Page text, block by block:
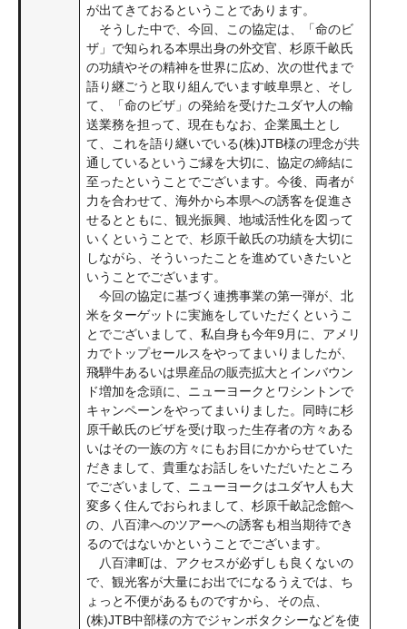
が出てきておるということであります。
そうした中で、今回、この協定は、「命のビ
ザ」で知られる本県出身の外交官、杉原千畝氏
の功績やその精神を世界に広め、次の世代まで
語り継ごうと取り組んでいます岐阜県と、そし
て、「命のビザ」の発給を受けたユダヤ人の輸
送業務を担って、現在もなお、企業風土とし
て、これを語り継いでいる(株)JTB様の理念が共
通しているというご縁を大切に、協定の締結に
至ったということでございます。今後、両者が
力を合わせて、海外から本県への誘客を促進さ
せるとともに、観光振興、地域活性化を図って
いくということで、杉原千畝氏の功績を大切に
しながら、そういったことを進めていきたいと
いうことでございます。
今回の協定に基づく連携事業の第一弾が、北
米をターゲットに実施をしていただくというこ
とでございまして、私自身も今年9月に、アメリ
カでトップセールスをやってまいりましたが、
飛騨牛あるいは県産品の販売拡大とインバウン
ド増加を念頭に、ニューヨークとワシントンで
キャンペーンをやってまいりました。同時に杉
原千畝氏のビザを受け取った生存者の方々ある
いはその一族の方々にもお目にかからせていた
だきまして、貴重なお話しをいただいたところ
でございまして、ニューヨークはユダヤ人も大
変多く住んでおられまして、杉原千畝記念館へ
の、八百津へのツアーへの誘客も相当期待でき
るのではないかということでございます。
八百津町は、アクセスが必ずしも良くないの
で、観光客が大量にお出でになるうえでは、ち
ょっと不便があるものですから、その点、
(株)JTB中部様の方でジャンボタクシーなどを使